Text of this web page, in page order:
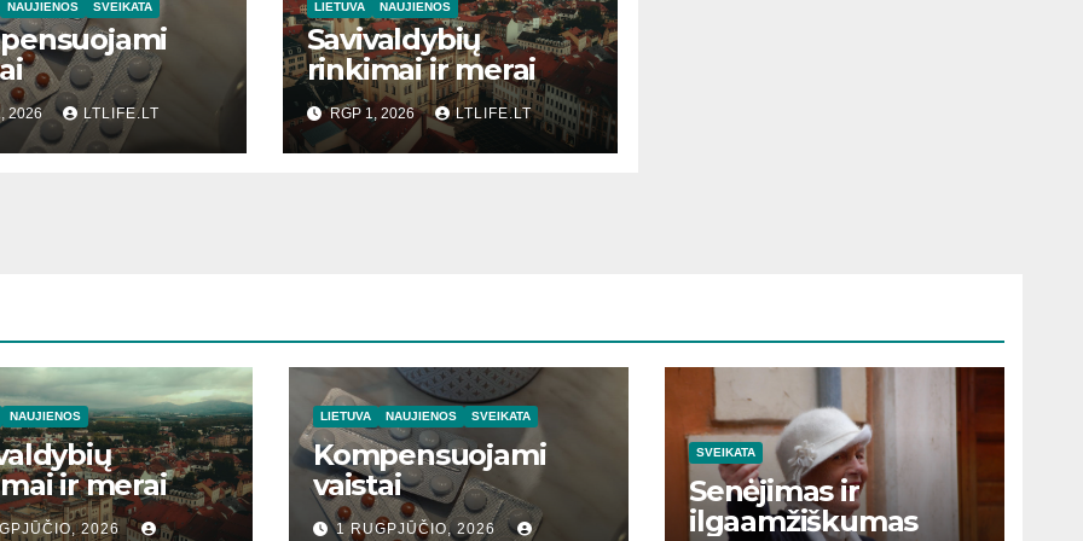
NAUJIENOS SVEIKATA
2026 LTLIFE.LT
LIETUVA NAUJIENOS
Savivaldybių
rinkimai ir merai
RGP 1, 2026 LTLIFE.LT
NAUJIENOS
ir merai
2026
LIETUVA NAUJIENOS SVEIKATA
Kompensuojami
vaistai
1 RUGPJŪČIO, 2026
SVEIKATA
Senėjimas ir
ilgaamžiškumas